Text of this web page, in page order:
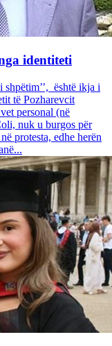
identiteti
është ikja i
të Pozharevcit
personal (në
nuk u burgos për
protesta, edhe herën